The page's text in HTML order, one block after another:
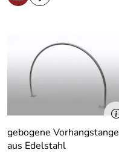
gebogene Vorhangstange
aus Edelstahl